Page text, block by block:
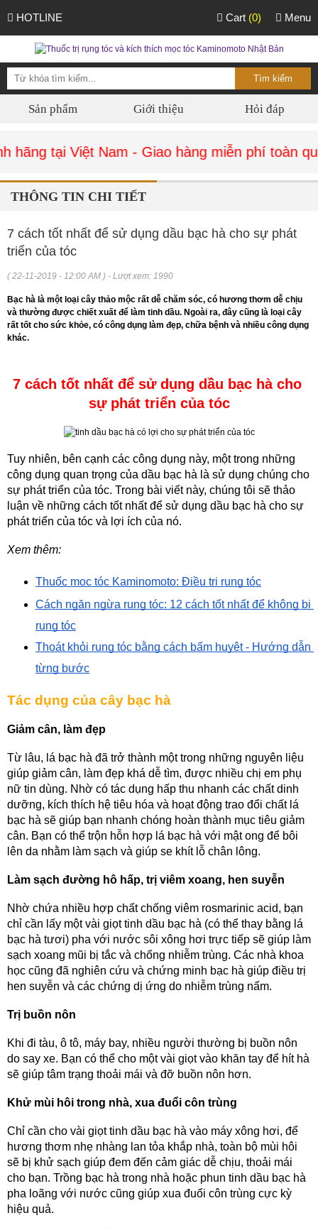
HOTLINE Menu
Cart (0)
Sản phẩm Giới thiệu Hỏi đáp
tại Việt Nam - Giao hàng miễn phí toàn
THÔNG TIN CHI TIẾT
7 cách tốt nhất để sử dụng dầu bạc hà cho sự phát
triển của tóc
( 22-11-2019 - 12:00 AM ) - Lượt xem: 1990
Bạc hà là một loại cây thảo mộc rất dễ chăm sóc, có hương thơm dễ chịu
và thường được chiết xuất để làm tinh dầu. Ngoài ra, đây cũng là loại cây
rất tốt cho sức khỏe, có công dụng làm đẹp, chữa bệnh và nhiều công dụng
khác.
7 cách tốt nhất để sử dụng dầu bạc hà cho
sự phát triển của tóc
Tuy nhiên, bên cạnh các công dụng này, một trong những
công dụng quan trọng của dầu bạc hà là sử dụng chúng cho
sự phát triển của tóc. Trong bài viết này, chúng tôi sẽ thảo
luận về những cách tốt nhất để sử dụng dầu bạc hà cho sự
phát triển của tóc và lợi ích của nó.
Xem thêm:
Thuốc mọc tóc Kaminomoto: Điều trị rụng tóc
Cách ngăn ngừa rụng tóc: 12 cách tốt nhất để không bị
rụng tóc
Thoát khỏi rụng tóc bằng cách bấm huyệt - Hướng dẫn
từng bước
Tác dụng của cây bạc hà
Giảm cân, làm đẹp
Từ lâu, lá bạc hà đã trở thành một trong những nguyên liệu
giúp giảm cân, làm đẹp khá dễ tìm, được nhiều chị em phụ
nữ tin dùng. Nhờ có tác dụng hấp thu nhanh các chất dinh
dưỡng, kích thích hệ tiêu hóa và hoạt động trao đổi chất lá
bạc hà sẽ giúp bạn nhanh chóng hoàn thành mục tiêu giảm
cân. Bạn có thể trộn hỗn hợp lá bạc hà với mật ong để bôi
lên da nhằm làm sạch và giúp se khít lỗ chân lông.
Làm sạch đường hô hấp, trị viêm xoang, hen suyễn
Nhờ chứa nhiều hợp chất chống viêm rosmarinic acid, bạn
chỉ cần lấy một vài giọt tinh dầu bạc hà (có thể thay bằng lá
bạc hà tươi) pha với nước sôi xông hơi trực tiếp sẽ giúp làm
sạch xoang mũi bị tắc và chống nhiễm trùng. Các nhà khoa
học cũng đã nghiên cứu và chứng minh bạc hà giúp điều trị
hen suyễn và các chứng dị ứng do nhiễm trùng nấm.
Trị buồn nôn
Khi đi tàu, ô tô, máy bay, nhiều người thường bị buồn nôn
do say xe. Bạn có thể cho một vài giọt vào khăn tay để hít hà
sẽ giúp tâm trạng thoải mái và đỡ buồn nôn hơn.
Khử mùi hôi trong nhà, xua đuổi côn trùng
Chỉ cần cho vài giọt tinh dầu bạc hà vào máy xông hơi, để
hương thơm nhẹ nhàng lan tỏa khắp nhà, toàn bộ mùi hôi
sẽ bị khử sạch giúp đem đến cảm giác dễ chịu, thoải mái
cho bạn. Trồng bạc hà trong nhà hoặc phun tinh dầu bạc hà
pha loãng với nước cũng giúp xua đuổi côn trùng cực kỳ
hiệu quả.